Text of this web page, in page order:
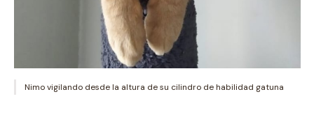
Nimo vigilando desde la altura de su cilindro de habilidad gatuna